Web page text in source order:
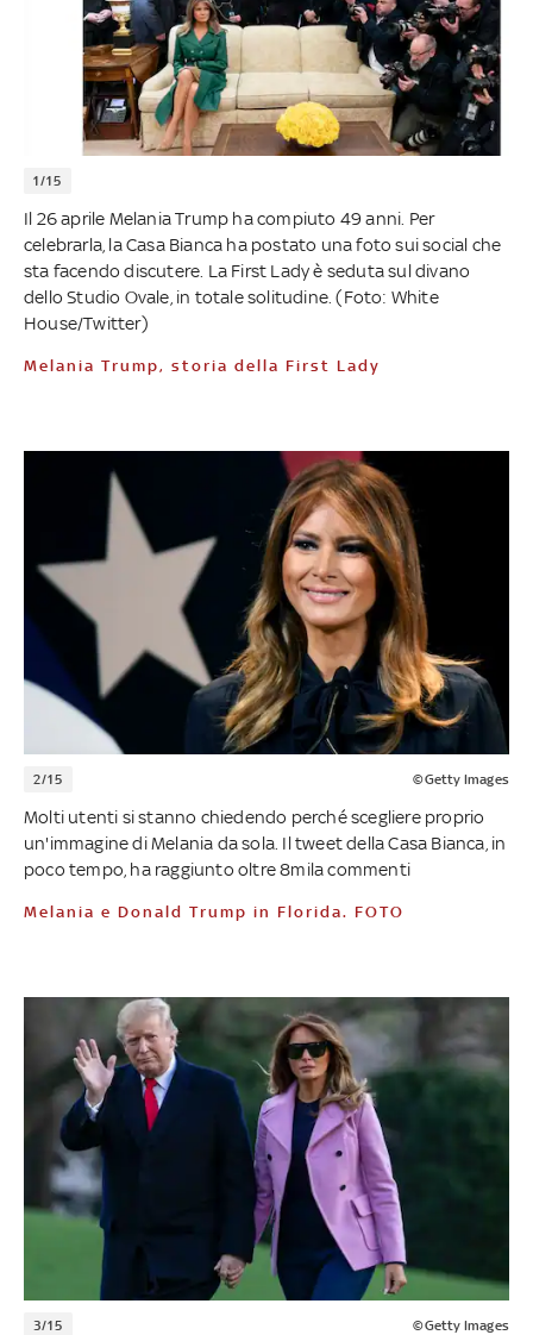
1/15
Il 26 aprile Melania Trump ha compiuto 49 anni. Per
celebrarla, la Casa Bianca ha postato una foto sui social che
sta facendo discutere. La First Lady è seduta sul divano
dello Studio Ovale, in totale solitudine. (Foto: White
House/Twitter)
Melania Trump, storia della First Lady
2/15 ©Getty Images
Molti utenti si stanno chiedendo perché scegliere proprio
un'immagine di Melania da sola. Il tweet della Casa Bianca, in
poco tempo, ha raggiunto oltre 8mila commenti
Melania e Donald Trump in Florida. FOTO
3/15 ©Getty Images